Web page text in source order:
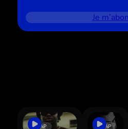
Je
TRAP TRAP